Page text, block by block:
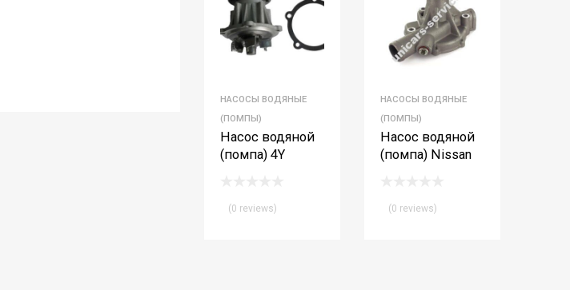
НАСОСЫ ВОДЯНЫЕ
(ПОМПЫ)
Насос водяной
(помпа) 4Y
(0 reviews)
НАСОСЫ ВОДЯНЫЕ
(ПОМПЫ)
Насос водяной
(помпа) Nissan
(0 reviews)